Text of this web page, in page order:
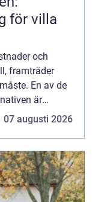
för villa
och
framträder
En av de
är
07 augusti 2026